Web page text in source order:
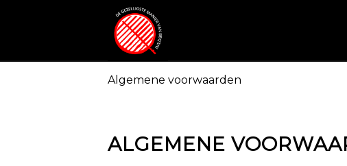
Algemene voorwaarden
ALGEMENE